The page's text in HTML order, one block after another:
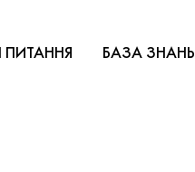
ПИТАННЯ БАЗА ЗНАНЬ